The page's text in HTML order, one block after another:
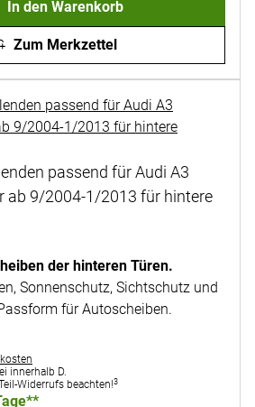
In den Warenkorb
Zum Merkzettel
passend für Audi A3
ab 9/2004-1/2013 für hintere
abgegeben
der hinteren Türen.
Sonnenschutz, Sichtschutz und
für Autoscheiben.
innerhalb D.
Widerrufs beachten!3